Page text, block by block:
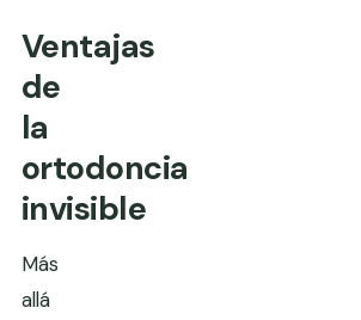
Ventajas
de
la
ortodoncia
invisible
Más
allá